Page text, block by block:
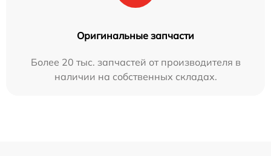
Оригинальные запчасти
Более 20 тыс. запчастей от производителя в
наличии на собственных складах.